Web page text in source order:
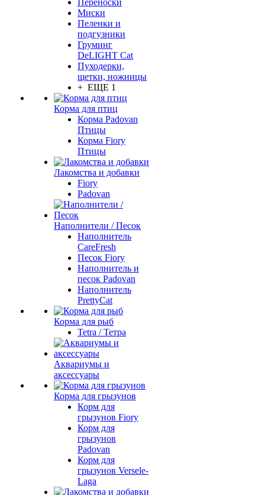
Переноски
Миски
Пеленки и
подгузники
Груминг
DeLIGHT Cat
Пуходерки,
щетки, ножницы
+ ЕЩЕ 1
Корма для птиц
Корма Padovan
Птицы
Корма Fiory
Птицы
Лакомства и добавки
Fiory
Padovan
Наполнители / Песок
Наполнитель
CareFresh
Песок Fiory
Наполнитель и
песок Padovan
Наполнитель
PrettyCat
Корма для рыб
Tetra / Тетра
Аквариумы и
аксессуары
Корма для грызунов
Корм для
грызунов Fiory
Корм для
грызунов
Padovan
Корм для
грызунов Versele-
Laga